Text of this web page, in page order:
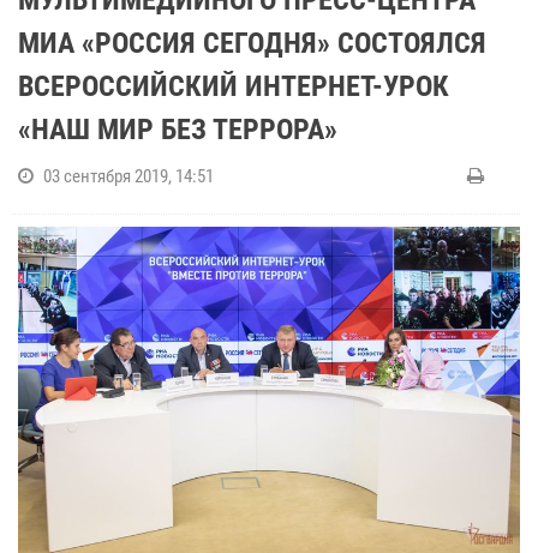
МИА «РОССИЯ СЕГОДНЯ» СОСТОЯЛСЯ
ВСЕРОССИЙСКИЙ ИНТЕРНЕТ-УРОК
«НАШ МИР БЕЗ ТЕРРОРА»
03 сентября 2019, 14:51